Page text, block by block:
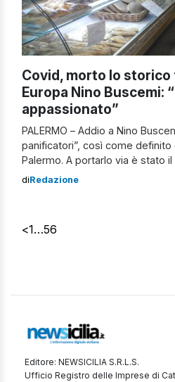
Covid, morto lo storico
Europa Nino Buscemi:
appassionato”
PALERMO – Addio a Nino
panificatori”, così come
Palermo. A portarlo via è stato
Coronavirus. “Una bella
diRedazione
<1…56
Editore: NEWSICILIA S.R.L.S.
Ufficio Registro delle Imprese di